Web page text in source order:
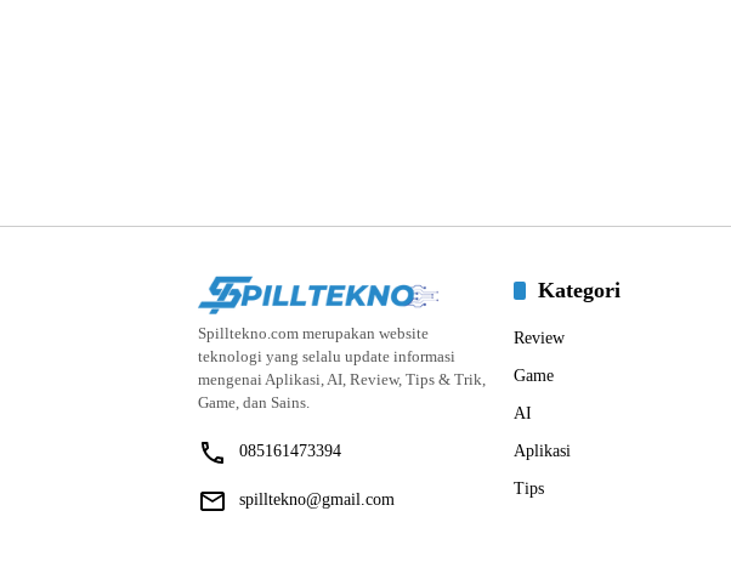
Spilltekno.com merupakan website
teknologi yang selalu update informasi
mengenai Aplikasi, AI, Review, Tips & Trik,
Game, dan Sains.
085161473394
spilltekno@gmail.com
Kategori
Review
Game
AI
Aplikasi
Tips